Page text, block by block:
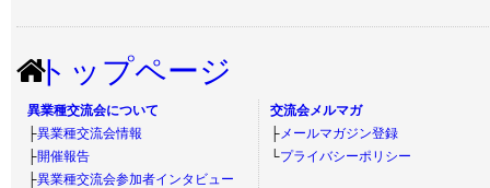
トップページ
異業種交流会について
├異業種交流会情報
├開催報告
├異業種交流会参加者インタビュー
交流会メルマガ
├メールマガジン登録
└プライバシーポリシー